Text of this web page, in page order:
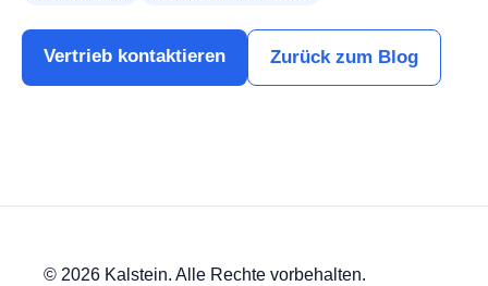
Vertrieb kontaktieren Zurück zum Blog
© 2026 Kalstein. Alle Rechte vorbehalten.